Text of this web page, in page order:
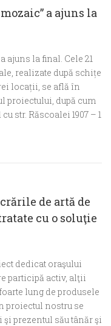
a ajuns la
ajuns la final. Cele 21
realizate după schițe
locații, se află în
proiectului, după cum
str. Răscoalei 1907 – 1
de artă de
cu o soluţie
dedicat oraşului
participă activ, alţii
lung de produsele
proiectul nostru se
prezentul său tânăr şi